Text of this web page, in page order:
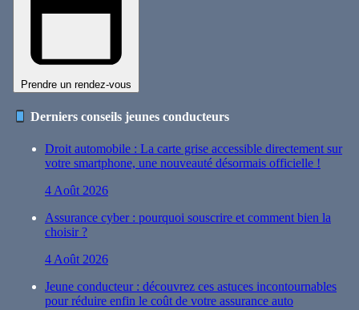
Prendre un rendez-vous
Derniers conseils jeunes conducteurs
Droit automobile : La carte grise accessible directement sur
votre smartphone, une nouveauté désormais officielle !
4 Août 2026
Assurance cyber : pourquoi souscrire et comment bien la
choisir ?
4 Août 2026
Jeune conducteur : découvrez ces astuces incontournables
pour réduire enfin le coût de votre assurance auto